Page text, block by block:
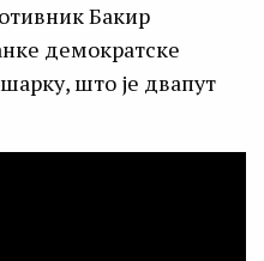
Бакир
демократске
што је двапут